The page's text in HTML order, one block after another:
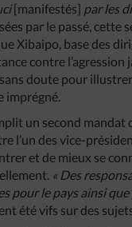
[manifestés] par les
par le passé, cette
Xibaipo, base des
contre
doute pour
imprégné.
un second
l’un des vice-
et de mieux se
« Des
pour le pays ainsi que
été vifs sur des